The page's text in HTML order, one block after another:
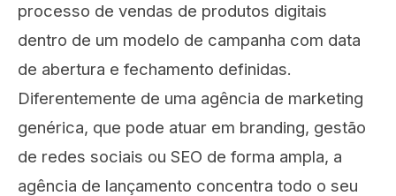
processo de vendas de produtos digitais
dentro de um modelo de campanha com data
de abertura e fechamento definidas.
Diferentemente de uma agência de marketing
genérica, que pode atuar em branding, gestão
de redes sociais ou SEO de forma ampla, a
agência de lançamento concentra todo o seu